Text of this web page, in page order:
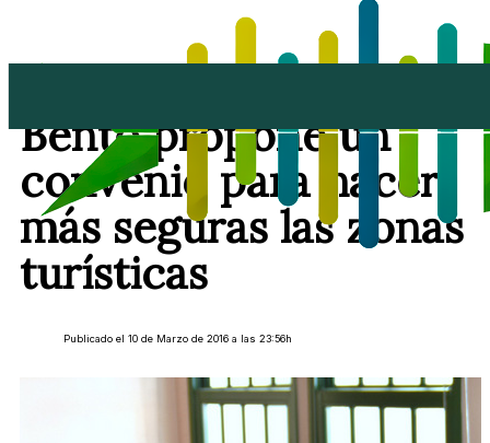
Bento propone un
convenio para hacer
más seguras las zonas
turísticas
Publicado el 10 de Marzo de 2016 a las 23:56h